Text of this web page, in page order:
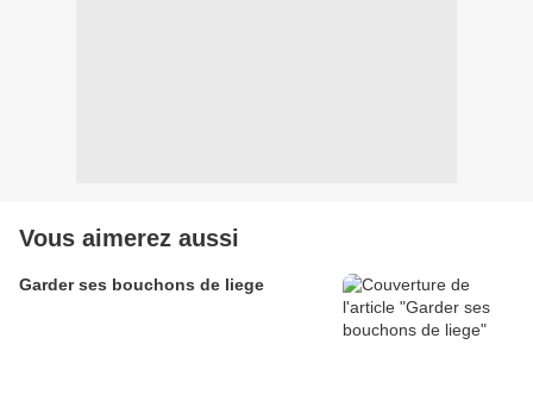
Vous aimerez aussi
Garder ses bouchons de liege